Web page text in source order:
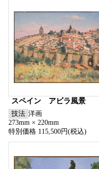
スペイン アビラ風景
技法 洋画
273mm × 220mm
特別価格 115,500円(税込)